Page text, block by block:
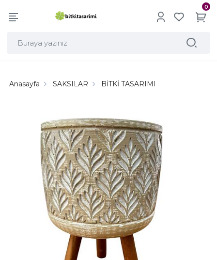
0
Anasayfa SAKSILAR BİTKİ TASARIMI